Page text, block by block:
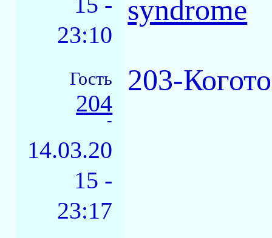
23:10
syndrome
Гость
204
-
14.03.20
15 -
23:17
203-